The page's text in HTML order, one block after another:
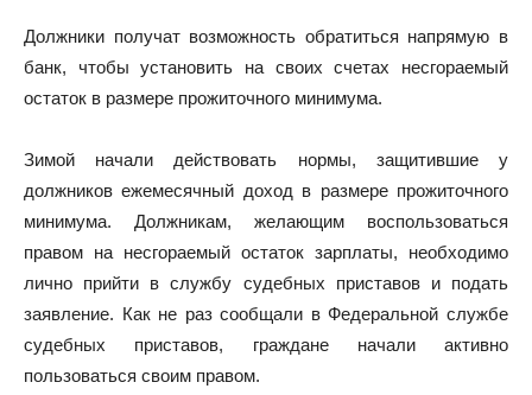
Должники получат возможность обратиться напрямую в
банк, чтобы установить на своих счетах несгораемый
остаток в размере прожиточного минимума.
Зимой начали действовать нормы, защитившие у
должников ежемесячный доход в размере прожиточного
минимума. Должникам, желающим воспользоваться
правом на несгораемый остаток зарплаты, необходимо
лично прийти в службу судебных приставов и подать
заявление. Как не раз сообщали в Федеральной службе
судебных приставов, граждане начали активно
пользоваться своим правом.